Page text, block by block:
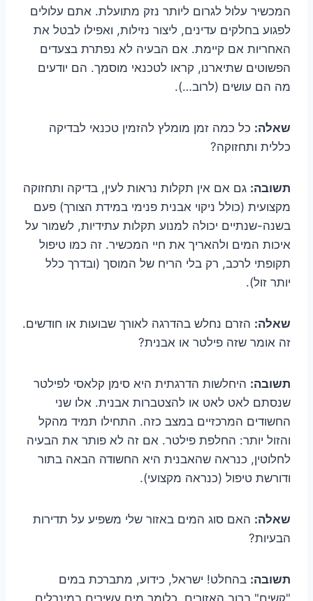
המכשיר עלול לגרום ליותר נזק מתועלת. אתם עלולים
לפגוע בחלקים עדינים, ליצור נזילות, ואפילו לבטל את
האחריות אם קיימת. אם הבעיה לא נפתרת בצעדים
הפשוטים שתיארנו, קראו לטכנאי מוסמך. הם יודעים
מה הם עושים (לרוב…).
שאלה: כל כמה זמן מומלץ להזמין טכנאי לבדיקה
כללית ותחזוקה?
תשובה: גם אם אין תקלות נראות לעין, בדיקה ותחזוקה
מקצועית (כולל ניקוי אבנית פנימי במידת הצורך) פעם
בשנה-שנתיים יכולה למנוע תקלות עתידיות, לשמור על
איכות המים ולהאריך את חיי המכשיר. זה כמו טיפול
תקופתי לרכב, רק בלי הריח של המוסך (ובדרך כלל
יותר זול).
שאלה: הזרם נחלש בהדרגה לאורך שבועות או חודשים.
זה אומר שזה פילטר או אבנית?
תשובה: היחלשות הדרגתית היא סימן קלאסי לפילטר
שנסתם לאט לאט או להצטברות אבנית. אלו שני
החשודים המרכזיים במצב כזה. התחילו תמיד מהקל
והזול יותר: החלפת פילטר. אם זה לא פותר את הבעיה
לחלוטין, כנראה שהאבנית היא החשודה הבאה בתור
ודורשת טיפול (כנראה מקצועי).
שאלה: האם סוג המים באזור שלי משפיע על תדירות
הבעיות?
תשובה: בהחלט! ישראל, כידוע, מתברכת במים
"קשים" ברוב האזורים, כלומר מים עשירים במינרלים